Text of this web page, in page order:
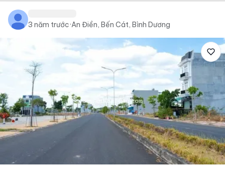
3 năm trước·An Điền, Bến Cát, Bình Dương